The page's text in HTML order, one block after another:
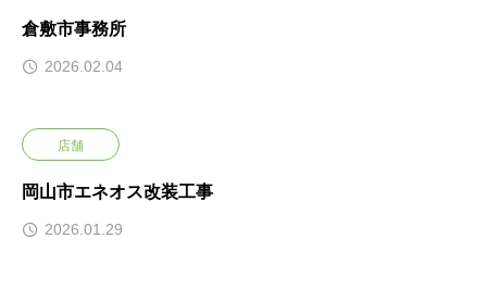
倉敷市事務所
2026.02.04
店舗
岡山市エネオス改装工事
2026.01.29